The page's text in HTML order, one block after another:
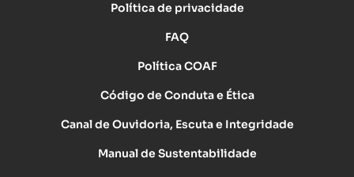
Política de privacidade
FAQ
Política COAF
Código de Conduta e Ética
Canal de Ouvidoria, Escuta e Integridade
Manual de Sustentabilidade